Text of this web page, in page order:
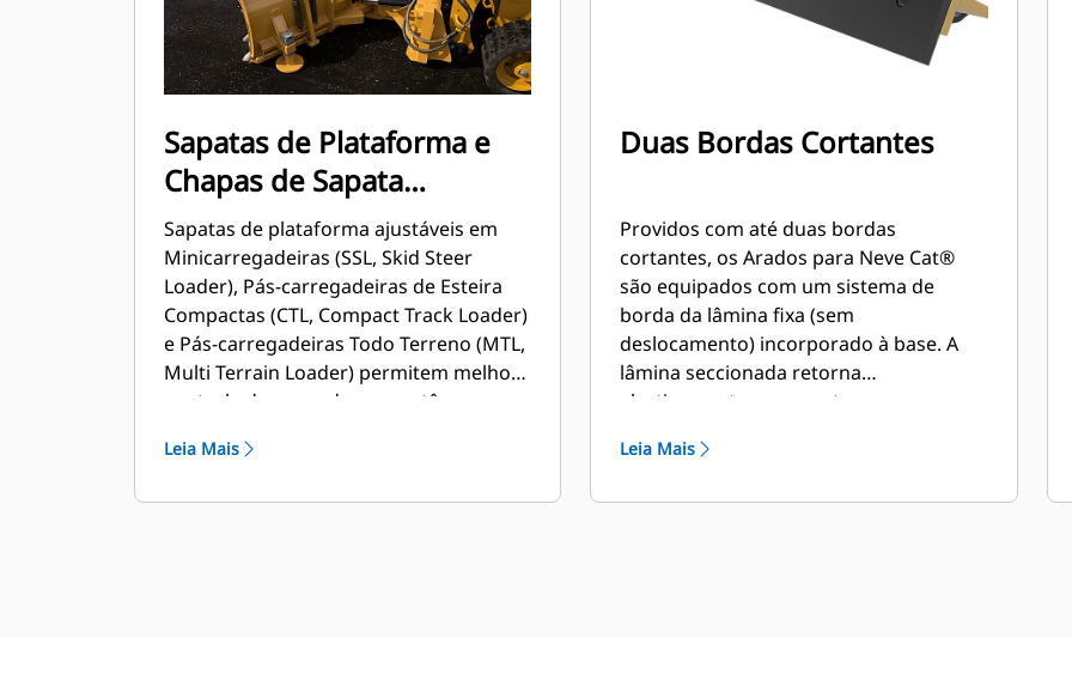
Sapatas de Plataforma e
Chapas de Sapata
Ajustáveis
Sapatas de plataforma ajustáveis em
Minicarregadeiras (SSL, Skid Steer
Loader), Pás-carregadeiras de Esteira
Compactas (CTL, Compact Track Loader)
e Pás-carregadeiras Todo Terreno (MTL,
Multi Terrain Loader) permitem melhor
controle do operador e mantêm a
constante. Os modelos maiores são
Leia Mais
Duas Bordas Cortantes
Providos com até duas bordas
cortantes, os Arados para Neve Cat®
são equipados com um sistema de
borda da lâmina fixa (sem
deslocamento) incorporado à base. A
lâmina seccionada retorna
elasticamente ao encostar em
minimizando o risco de danos ao Arado
Leia Mais